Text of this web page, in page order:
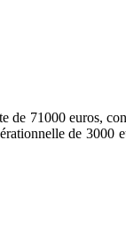
de 71000 euros,
de 3000